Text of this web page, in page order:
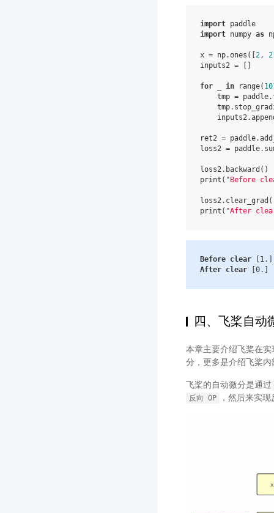
import paddle
import numpy as
x = np.ones ([ 2, 2
inputs2 =
for in range( 10
tmp = paddle.
tmp.
inputs2.
ret2 = paddle.
loss2 = paddle.
loss2. backward ()
print ( "Before
loss2. clear_grad
print ( "After
Before clear 1.
After clear 0.
四、飞桨自动
本章主要介绍飞桨在
分，更多是介绍飞桨
飞桨的自动微分是通过
反向 OP ，然后来实